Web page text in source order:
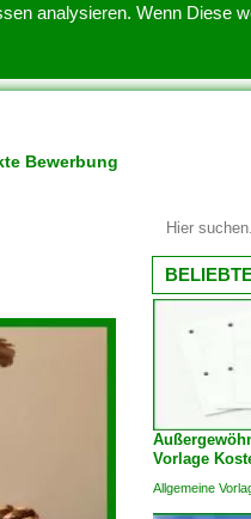
analysieren. Wenn Diese
Bewerbung
Vorlage
Allgemeine